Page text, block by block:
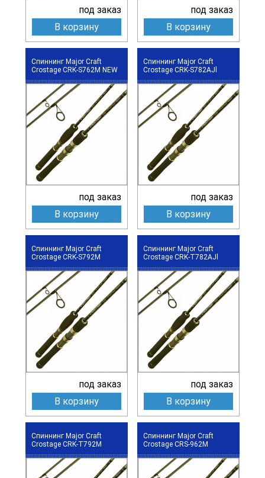
под заказ
В корзину
под заказ
В корзину
Спиннинг Major Craft
Crostage CRK-S762M NEW
под заказ
В корзину
Спиннинг Major Craft
Crostage CRK-S782AJl
под заказ
В корзину
Спиннинг Major Craft
Crostage CRK-S792M
под заказ
В корзину
Спиннинг Major Craft
Crostage CRK-T782AJl
под заказ
В корзину
Спиннинг Major Craft
Crostage CRK-T792M
Спиннинг Major Craft
Crostage CRS-962M